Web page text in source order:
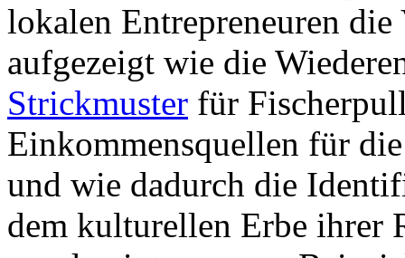
lokalen Entrepreneuren
aufgezeigt wie die
Strickmuster für
Einkommensquellen für
und wie dadurch die
dem kulturellen Erbe ihrer